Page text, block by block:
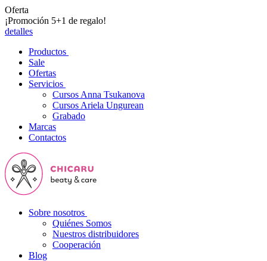
Oferta
¡Promoción 5+1 de regalo!
detalles
Productos
Sale
Ofertas
Servicios
Cursos Anna Tsukanova
Cursos Ariela Ungurean
Grabado
Marcas
Contactos
Sobre nosotros
Quiénes Somos
Nuestros distribuidores
Cooperación
Blog